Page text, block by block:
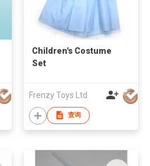
Children's Costume
Set
Frenzy Toys Ltd
查询